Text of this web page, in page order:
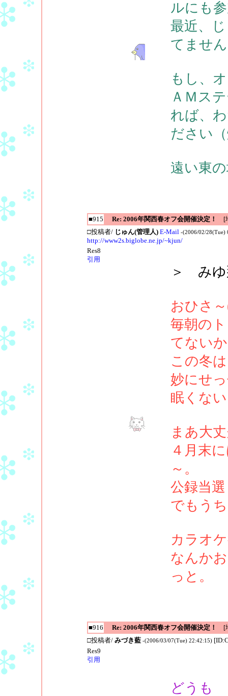
ルにも
最近、
てませ
もし、
ＡＭス
れば、
ださい
遠い東
■915 Re: 2006年関西春オフ会開催決定！
[
□投稿者/ じゅん(管理人) E-Mail -(2006/02/28(Tue)
http://www2s.biglobe.ne.jp/~kjun/
Res8
引用
＞ みゆ
おひさ
毎朝の
てない
この冬
妙にせ
眠くな
まあ大
４月末
～。
公録当
でもう
カラオ
なんか
っと。
■916 Re: 2006年関西春オフ会開催決定！
[
□投稿者/ みづき藍 -(2006/03/07(Tue) 22:42:15)
Res9
引用
どうも